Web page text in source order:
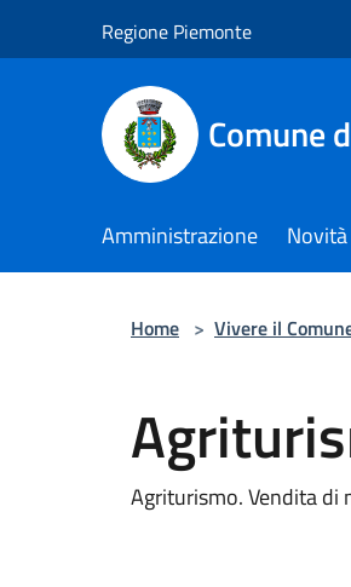
Regione Piemonte
Comune
Amministrazione Novità
Home > Vivere il
Agriturismo. Vendita di